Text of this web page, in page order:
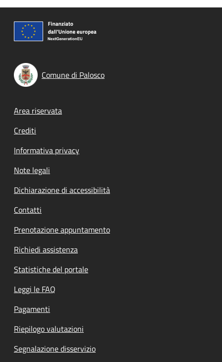
Comune di Palosco
Footer menu
Area riservata
Crediti
Informativa privacy
Note legali
Dichiarazione di accessibilità
Contatti
Prenotazione appuntamento
Richiedi assistenza
Statistiche del portale
Leggi le FAQ
Pagamenti
Riepilogo valutazioni
Segnalazione disservizio